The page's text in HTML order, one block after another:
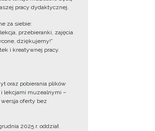
pracy dydaktycznej.
za siebie:
przebieranki, zajęcia
dziękujemy!”
i kreatywnej pracy.
oraz pobierania plików
i lekcjami muzealnymi –
oferty bez
2025 r. oddział